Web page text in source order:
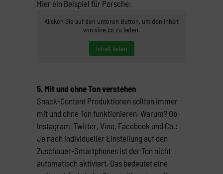
Hier ein Beispiel für Porsche:
Klicken Sie auf den unteren Button, um den Inhalt
von vine.co zu laden.
Inhalt laden
5. Mit und ohne Ton verstehen
Snack-Content Produktionen sollten immer
mit und ohne Ton funktionieren. Warum? Ob
Instagram, Twitter, Vine, Facebook und Co.:
Je nach individueller Einstellung auf den
Zuschauer-Smartphones ist der Ton nicht
automatisch aktiviert. Das bedeutet eine